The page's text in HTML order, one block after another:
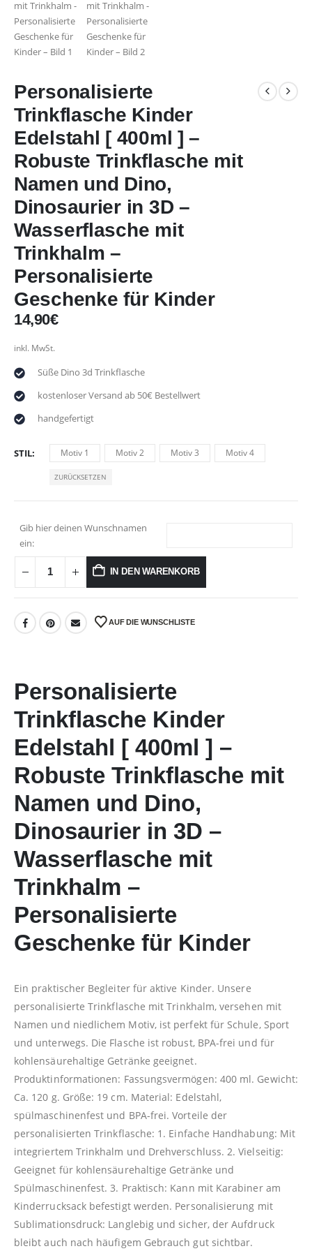
Personalisierte
Trinkflasche Kinder
Edelstahl [ 400ml ] –
Robuste Trinkflasche mit
Namen und Dino,
Dinosaurier in 3D –
Wasserflasche mit
Trinkhalm –
Personalisierte
Geschenke für Kinder
14,90€
inkl. MwSt.
Süße Dino 3d Trinkflasche
kostenloser Versand ab 50€ Bestellwert
handgefertigt
STIL Motiv 1 Motiv 2 Motiv 3 Motiv 4
ZURÜCKSETZEN
Gib hier deinen Wunschnamen
ein:
IN DEN WARENKORB
AUF DIE WUNSCHLISTE
Personalisierte
Trinkflasche Kinder
Edelstahl [ 400ml ] –
Robuste Trinkflasche mit
Namen und Dino,
Dinosaurier in 3D –
Wasserflasche mit
Trinkhalm –
Personalisierte
Geschenke für Kinder
Ein praktischer Begleiter für aktive Kinder. Unsere
personalisierte Trinkflasche mit Trinkhalm, versehen mit
Namen und niedlichem Motiv, ist perfekt für Schule, Sport
und unterwegs. Die Flasche ist robust, BPA-frei und für
kohlensäurehaltige Getränke geeignet.
Produktinformationen: Fassungsvermögen: 400 ml. Gewicht:
Ca. 120 g. Größe: 19 cm. Material: Edelstahl,
spülmaschinenfest und BPA-frei. Vorteile der
personalisierten Trinkflasche: 1. Einfache Handhabung: Mit
integriertem Trinkhalm und Drehverschluss. 2. Vielseitig:
Geeignet für kohlensäurehaltige Getränke und
Spülmaschinenfest. 3. Praktisch: Kann mit Karabiner am
Kinderrucksack befestigt werden. Personalisierung mit
Sublimationsdruck: Langlebig und sicher, der Aufdruck
bleibt auch nach häufigem Gebrauch gut sichtbar.